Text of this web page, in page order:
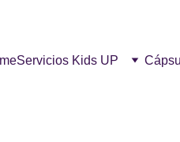
Servicios Kids UP